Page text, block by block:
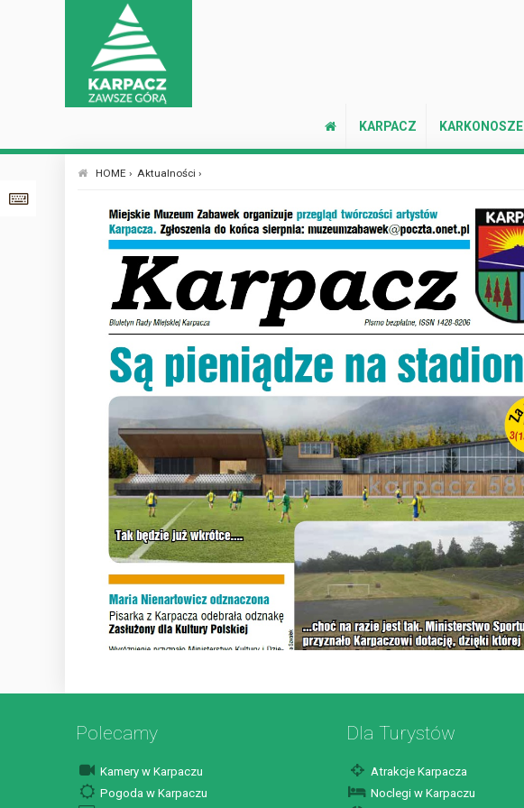
KARPACZ KARKONOSZE
HOME › Aktualności ›
Polecamy
Kamery w Karpaczu
Pogoda w Karpaczu
Dla Turystów
Atrakcje Karpacza
Noclegi w Karpaczu